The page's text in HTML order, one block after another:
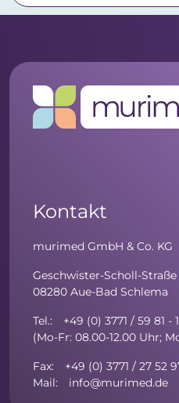
Kontakt
murimed GmbH & Co. KG
Geschwister-Scholl-Straße
08280 Aue-Bad Schlema
Tel.: +49 (0) 3771 / 59 81 -
(Mo-Fr: 08.00-12.00 Uhr;
Fax: +49 (0) 3771 / 27 52
Mail: info@murimed.de